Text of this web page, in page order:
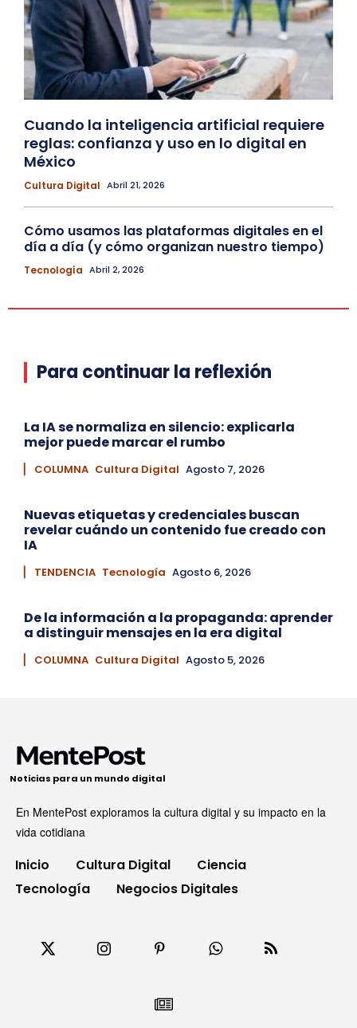
Cuando la inteligencia artificial requiere
reglas: confianza y uso en lo digital en
México
Cultura Digital Abril 21, 2026
Cómo usamos las plataformas digitales en el
día a día (y cómo organizan nuestro tiempo)
Tecnología Abril 2, 2026
Para continuar la reflexión
La IA se normaliza en silencio: explicarla
mejor puede marcar el rumbo
▏ COLUMNA Cultura Digital Agosto 7, 2026
Nuevas etiquetas y credenciales buscan
revelar cuándo un contenido fue creado con
IA
▏ TENDENCIA Tecnología Agosto 6, 2026
De la información a la propaganda: aprender
a distinguir mensajes en la era digital
▏ COLUMNA Cultura Digital Agosto 5, 2026
Noticias para un mundo digital
En MentePost exploramos la cultura digital y su impacto en la
vida cotidiana
Inicio Cultura Digital
Ciencia
Tecnología
Negocios Digitales